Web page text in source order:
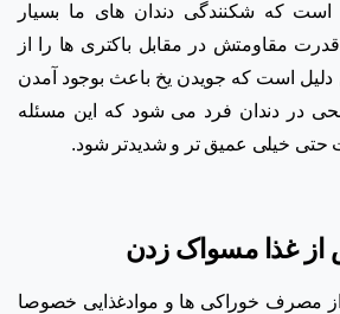
است که شکنندگی دندان های ما بسیار
مقاومتش در مقابل باکتری ها را از
است که جویدن یخ باعث بوجود آمدن
در دندان فرد می شود که این مسئله
حتی خیلی عمیق تر و شدیدتر شود.
از غذا مسواک زدن
از مصرف خوراکی ها و موادغذایی خصوصا